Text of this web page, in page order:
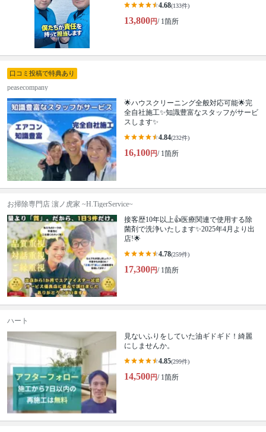
4.68(133件)
13,800円/ 1箇所
口コミ投稿で特典あり
peasecompany
🌟ハウスクリーニング全般対応可能🌟完
全自社施工✨知識豊富なスタッフがサービ
スします✨
4.84(232件)
16,100円/ 1箇所
お掃除専門店 濵ノ虎家 ~H.TigerService~
接客歴10年以上👍医療関連で使用する除
菌剤で洗浄いたします✨2025年4月より出
店!🌟
4.78(259件)
17,300円/ 1箇所
ハート
見ないふりをしていた油ギドギド！綺麗
にしませんか。
4.85(299件)
14,500円/ 1箇所